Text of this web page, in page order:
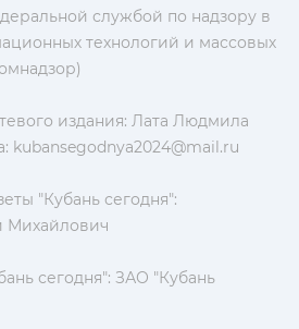
службой по надзору в
технологий и массовых
издания: Лата Людмила
kubansegodnya2024@mail.ru
"Кубань сегодня":
Михайлович
сегодня": ЗАО "Кубань